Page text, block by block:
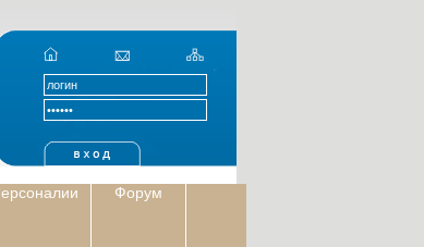
Форум